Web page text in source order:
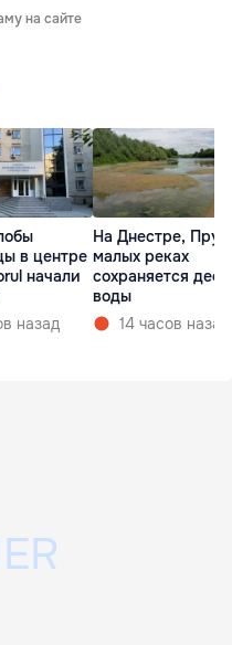
на сайте
в центре
начали
назад
На Днестре,
малых реках
сохраняется
воды
14 часов назад